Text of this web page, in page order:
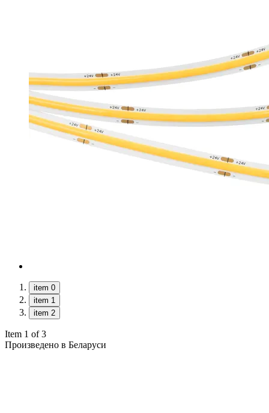
item 0
item 1
item 2
Item 1 of 3
Произведено в Беларуси